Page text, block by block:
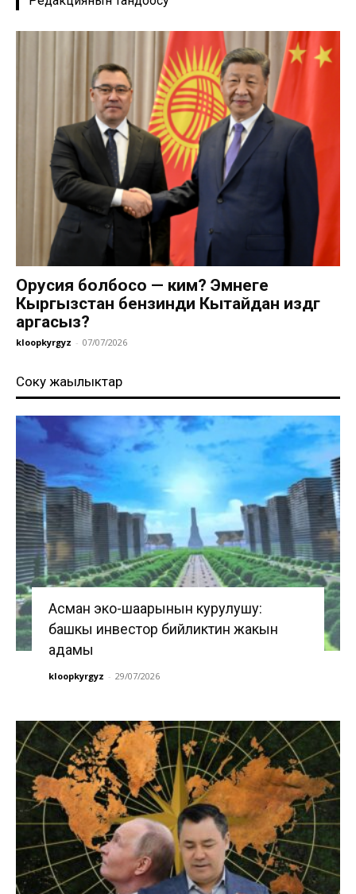
Орусия болбосо — ким? Эмнеге
Кыргызстан бензинди Кытайдан издөөгө
аргасыз?
kloopkyrgyz - 07/07/2026
Соңку жаңылыктар
Асман эко-шаарынын курулушу:
башкы инвестор бийликтин жакын
адамы
kloopkyrgyz - 29/07/2026